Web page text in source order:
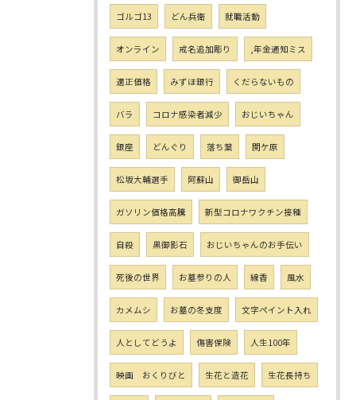
ゴルゴ13 どん兵衛 就職活動
オンライン 戒名追加彫り ,年金通知ミス
適正価格 みずほ銀行 くだらないもの
バラ コロナ感染者減少 おじいちゃん
銀座 どんぐり 落ち葉 関ケ原
松坂大輔選手 阿蘇山 御岳山
ガソリン価格高騰 新型コロナワクチン接種
自殺 黒御影石 おじいちゃんのお手伝い
死後の世界 お墓参りの人 線香 風水
カメムシ お墓の冬支度 文字ペイント入れ
人としてどうよ 傷害保険 人生100年
映画 おくりびと 生花と造花 生花長持ち